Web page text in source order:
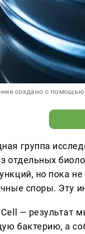
создано с
группа
отдельных
но пока
споры. Эту
— результат
бактерию, а